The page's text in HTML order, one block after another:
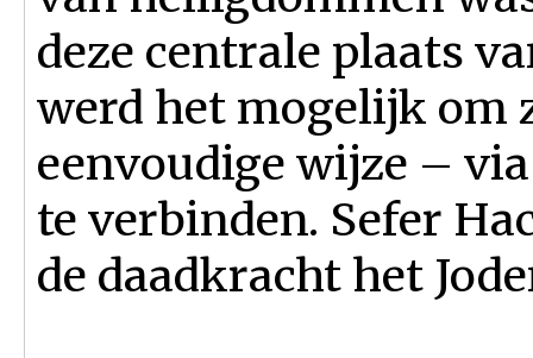
deze centrale plaats
werd het mogelijk om
eenvoudige wijze –
te verbinden. Sefer
de daadkracht het